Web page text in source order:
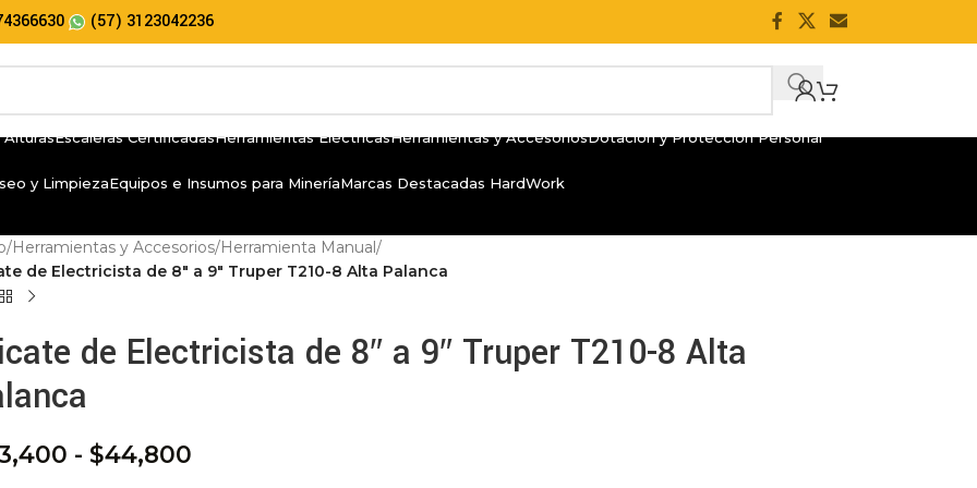
(57) 3123042236
Escaleras CertificadasHerramientas EléctricasHerramientas y AccesoriosDotación y Protección Personal
y LimpiezaEquipos e Insumos para MineríaMarcas Destacadas HardWork
/Herramientas y Accesorios/Herramienta Manual/
de Electricista de 8″ a 9″ Truper T210-8 Alta Palanca
de Electricista de 8″ a 9″ Truper T210-8 Alta
- $44,800